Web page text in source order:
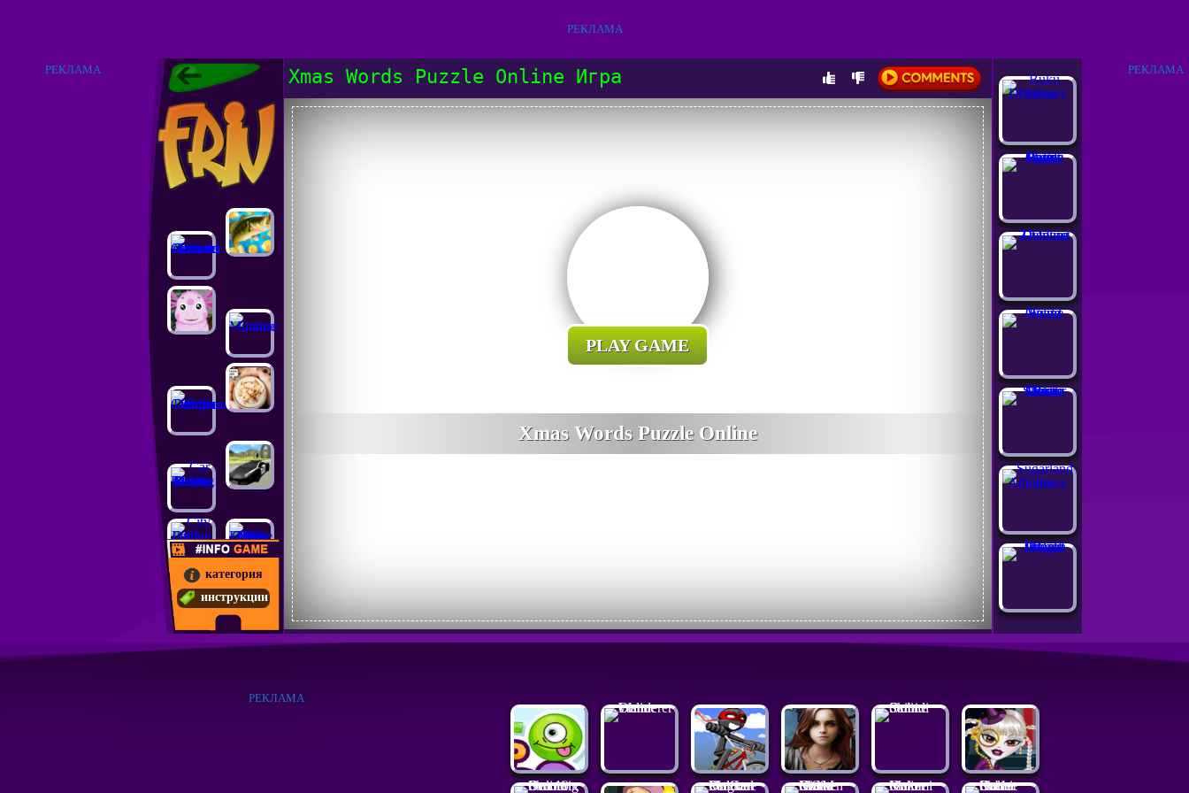
РЕКЛАМА
РЕКЛАМА
категория
инструкции
Xmas Words Puzzle Online Игра
PLAY GAME
Xmas Words Puzzle Online
РЕКЛАМА
РЕКЛАМА